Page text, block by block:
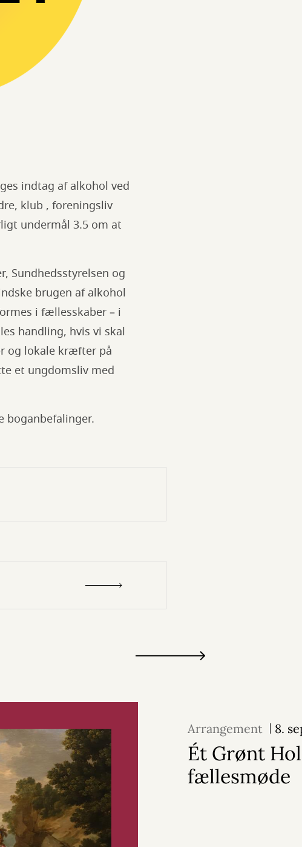
indtag af alkohol ved
klub , foreningsliv
undermål 3.5 om at
Sundhedsstyrelsen og
brugen af alkohol
i fællesskaber – i
handling, hvis vi skal
og lokale kræfter på
et ungdomsliv med
boganbefalinger.
Arrangement 8.
Ét Grønt
fællesmøde